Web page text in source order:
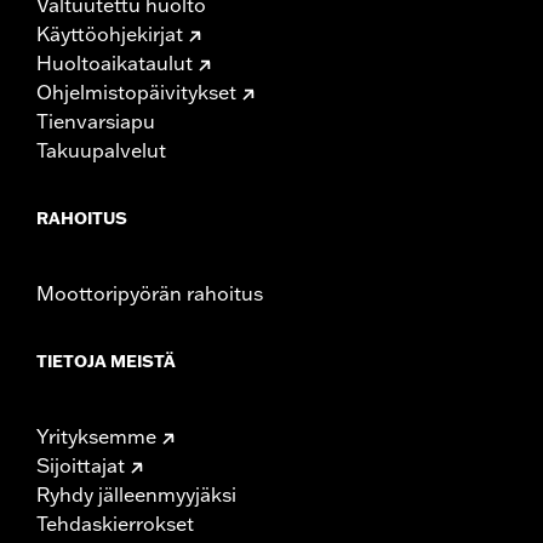
Käyttöohjekirjat
Huoltoaikataulut
Ohjelmistopäivitykset
Tienvarsiapu
Takuupalvelut
RAHOITUS
Moottoripyörän rahoitus
TIETOJA MEISTÄ
Yrityksemme
Sijoittajat
Ryhdy jälleenmyyjäksi
Tehdaskierrokset